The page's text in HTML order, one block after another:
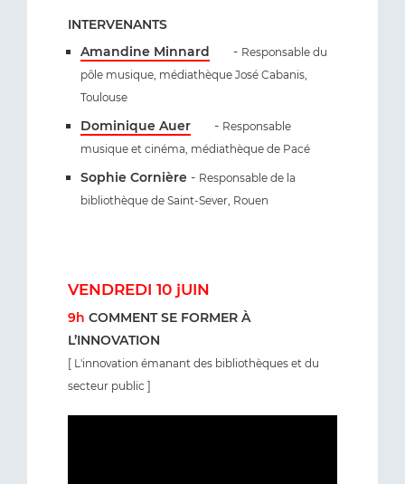
INTERVENANTS
Amandine Minnard
- Responsable du
pôle musique, médiathèque José Cabanis,
Toulouse
Dominique Auer - Responsable
musique et cinéma, médiathèque de Pacé
Sophie Cornière - Responsable de la
bibliothèque de Saint-Sever, Rouen
VENDREDI 10 jUIN
9h COMMENT SE FORMER À
L’INNOVATION
[ L'innovation émanant des bibliothèques et du
secteur public ]